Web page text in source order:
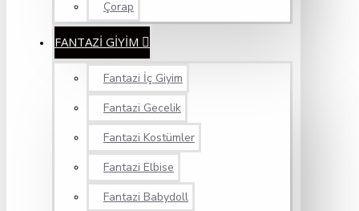
Çorap
FANTAZİ GİYİM
Fantazi İç Giyim
Fantazi Gecelik
Fantazi Kostümler
Fantazi Elbise
Fantazi Babydoll